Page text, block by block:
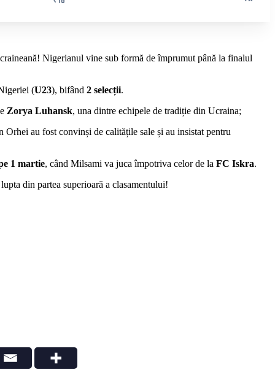
Nigerianul vine sub formă de împrumut până la finalul
(U23), bifând 2 selecții.
Zorya Luhansk, una dintre echipele de tradiție din Ucraina;
au fost convinși de calitățile sale și au insistat pentru
1 martie, când Milsami va juca împotriva celor de la FC Iskra.
din partea superioară a clasamentului!